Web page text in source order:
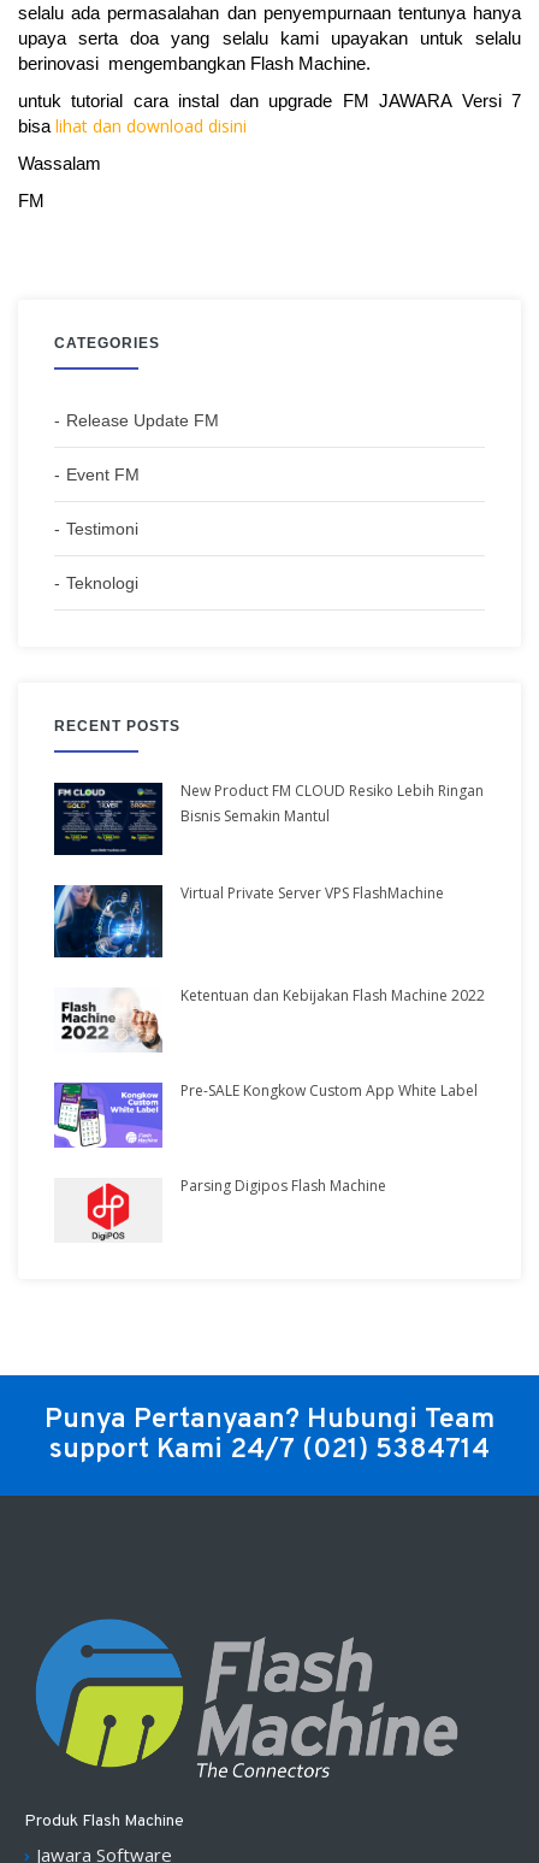
selalu ada permasalahan dan penyempurnaan tentunya hanya
upaya serta doa yang selalu kami upayakan untuk selalu
berinovasi mengembangkan Flash Machine.
untuk tutorial cara instal dan upgrade FM JAWARA Versi 7
bisalihat dan download disini
Wassalam
FM
CATEGORIES
Release Update FM
Event FM
Testimoni
Teknologi
RECENT POSTS
New Product FM CLOUD Resiko Lebih Ringan
Bisnis Semakin Mantul
Virtual Private Server VPS FlashMachine
Ketentuan dan Kebijakan Flash Machine 2022
Pre-SALE Kongkow Custom App White Label
Parsing Digipos Flash Machine
Punya Pertanyaan? Hubungi Team
support Kami 24/7 (021) 5384714
Produk Flash Machine
Jawara Software